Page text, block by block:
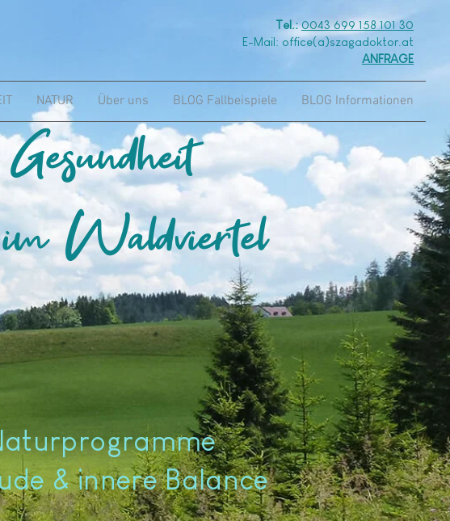
NATUR Über uns BLOG Fallbeispiele BLOG Informationen
Tel.: 0043 699 158 101 30
E-Mail: office(a)szagadoktor.at
ANFRAGE
Waldviertel
& innere Balance